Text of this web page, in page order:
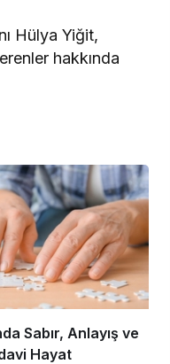
Hülya Yiğit,
hakkında
Sabır, Anlayış ve
Hayat